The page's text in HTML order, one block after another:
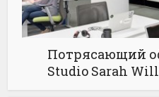
Потрясающий
Studio Sarah